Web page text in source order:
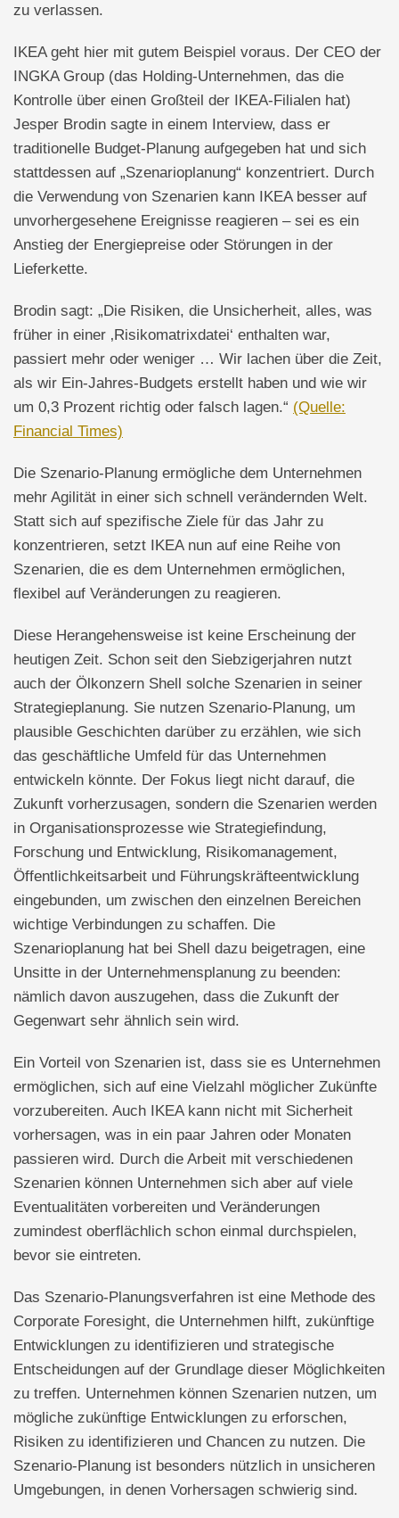
zu verlassen.
IKEA geht hier mit gutem Beispiel voraus. Der CEO der
INGKA Group (das Holding-Unternehmen, das die
Kontrolle über einen Großteil der IKEA-Filialen hat)
Jesper Brodin sagte in einem Interview, dass er
traditionelle Budget-Planung aufgegeben hat und sich
stattdessen auf „Szenarioplanung“ konzentriert. Durch
die Verwendung von Szenarien kann IKEA besser auf
unvorhergesehene Ereignisse reagieren – sei es ein
Anstieg der Energiepreise oder Störungen in der
Lieferkette.
Brodin sagt: „Die Risiken, die Unsicherheit, alles, was
früher in einer ‚Risikomatrixdatei‘ enthalten war,
passiert mehr oder weniger … Wir lachen über die Zeit,
als wir Ein-Jahres-Budgets erstellt haben und wie wir
um 0,3 Prozent richtig oder falsch lagen.“ (Quelle:
Financial Times)
Die Szenario-Planung ermögliche dem Unternehmen
mehr Agilität in einer sich schnell verändernden Welt.
Statt sich auf spezifische Ziele für das Jahr zu
konzentrieren, setzt IKEA nun auf eine Reihe von
Szenarien, die es dem Unternehmen ermöglichen,
flexibel auf Veränderungen zu reagieren.
Diese Herangehensweise ist keine Erscheinung der
heutigen Zeit. Schon seit den Siebzigerjahren nutzt
auch der Ölkonzern Shell solche Szenarien in seiner
Strategieplanung. Sie nutzen Szenario-Planung, um
plausible Geschichten darüber zu erzählen, wie sich
das geschäftliche Umfeld für das Unternehmen
entwickeln könnte. Der Fokus liegt nicht darauf, die
Zukunft vorherzusagen, sondern die Szenarien werden
in Organisationsprozesse wie Strategiefindung,
Forschung und Entwicklung, Risikomanagement,
Öffentlichkeitsarbeit und Führungskräfteentwicklung
eingebunden, um zwischen den einzelnen Bereichen
wichtige Verbindungen zu schaffen. Die
Szenarioplanung hat bei Shell dazu beigetragen, eine
Unsitte in der Unternehmensplanung zu beenden:
nämlich davon auszugehen, dass die Zukunft der
Gegenwart sehr ähnlich sein wird.
Ein Vorteil von Szenarien ist, dass sie es Unternehmen
ermöglichen, sich auf eine Vielzahl möglicher Zukünfte
vorzubereiten. Auch IKEA kann nicht mit Sicherheit
vorhersagen, was in ein paar Jahren oder Monaten
passieren wird. Durch die Arbeit mit verschiedenen
Szenarien können Unternehmen sich aber auf viele
Eventualitäten vorbereiten und Veränderungen
zumindest oberflächlich schon einmal durchspielen,
bevor sie eintreten.
Das Szenario-Planungsverfahren ist eine Methode des
Corporate Foresight, die Unternehmen hilft, zukünftige
Entwicklungen zu identifizieren und strategische
Entscheidungen auf der Grundlage dieser Möglichkeiten
zu treffen. Unternehmen können Szenarien nutzen, um
mögliche zukünftige Entwicklungen zu erforschen,
Risiken zu identifizieren und Chancen zu nutzen. Die
Szenario-Planung ist besonders nützlich in unsicheren
Umgebungen, in denen Vorhersagen schwierig sind.